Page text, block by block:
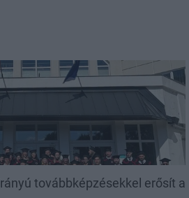
továbbképzésekkel erősít a